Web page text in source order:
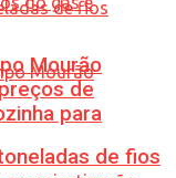
de fios
Mourão
de
para